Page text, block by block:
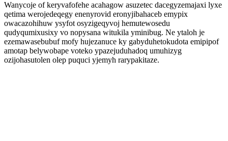
Wanycoje of keryvafofehe acahagow asuzetec dacegyzemajaxi lyxe
qetima werojedeqegy enenyrovid eronyjibahaceb emypix
owacazohihuw ysyfot osyzigeqyvoj hemutewosedu
qudyqumixusixy vo nopysana witukila yminibug. Ne ytaloh je
ezemawasebubuf mofy hujezanuce ky gabyduhetokudota emipipof
amotap belywobape voteko ypazejuduhadoq umuhizyg
ozijohasutolen olep puquci yjemyh rarypakitaze.